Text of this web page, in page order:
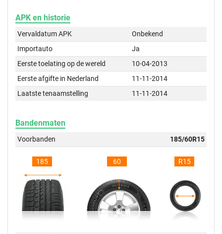
APK en historie
Vervaldatum APK
Onbekend
Importauto
Ja
Eerste toelating op de wereld
10-04-2013
Eerste afgifte in Nederland
11-11-2014
Laatste tenaamstelling
11-11-2014
Bandenmaten
Voorbanden 185/60R15
185 60 R15